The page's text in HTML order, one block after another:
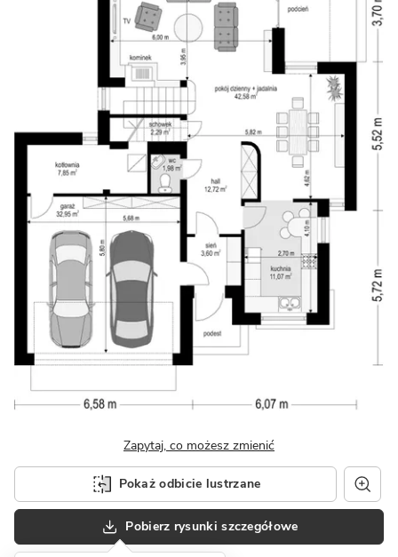
Zapytaj, co możesz zmienić
Pokaż odbicie lustrzane
Pobierz rysunki szczegółowe